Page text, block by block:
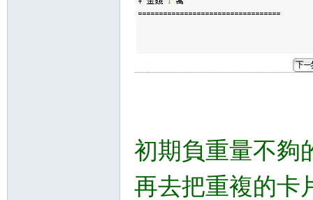
初期負重量不夠
再去把重複的卡